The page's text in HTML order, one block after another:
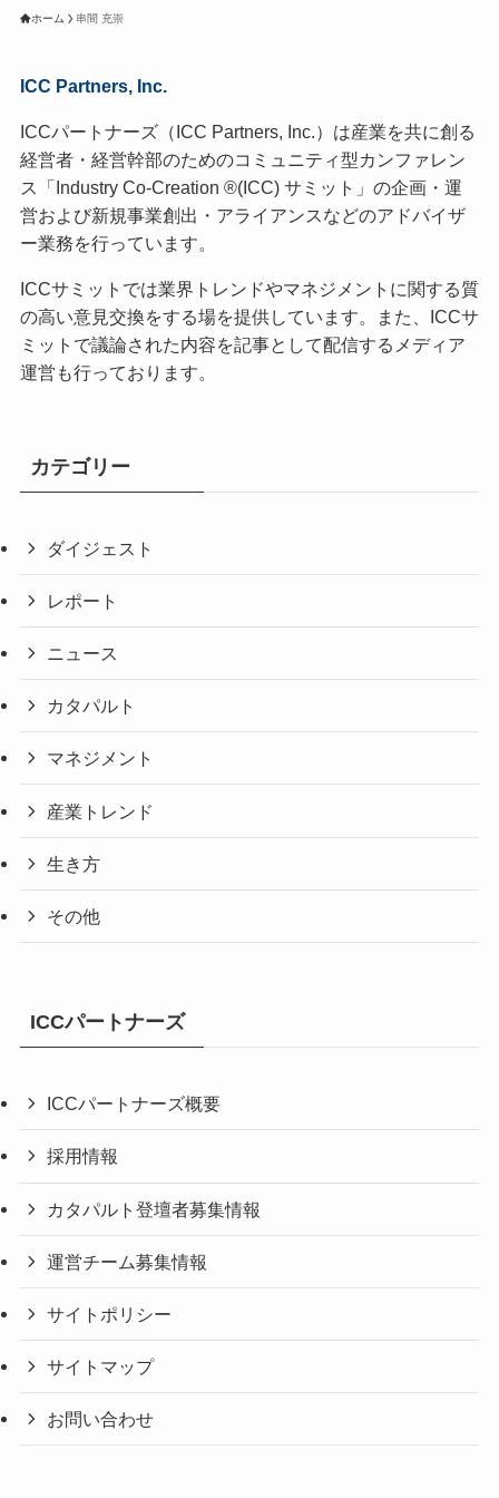
ホーム 串間 充崇
ICC Partners, Inc.
ICCパートナーズ（ICC Partners, Inc.）は産業を共に創る
経営者・経営幹部のためのコミュニティ型カンファレン
ス「Industry Co-Creation ®(ICC) サミット」の企画・運
営および新規事業創出・アライアンスなどのアドバイザ
ー業務を行っています。
ICCサミットでは業界トレンドやマネジメントに関する質
の高い意見交換をする場を提供しています。また、ICCサ
ミットで議論された内容を記事として配信するメディア
運営も行っております。
カテゴリー
ダイジェスト
レポート
ニュース
カタパルト
マネジメント
産業トレンド
生き方
その他
ICCパートナーズ
ICCパートナーズ概要
採用情報
カタパルト登壇者募集情報
運営チーム募集情報
サイトポリシー
サイトマップ
お問い合わせ